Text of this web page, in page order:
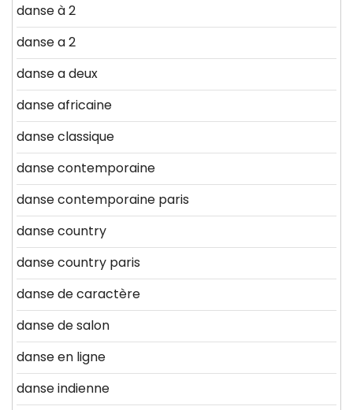
danse à 2
danse a 2
danse a deux
danse africaine
danse classique
danse contemporaine
danse contemporaine paris
danse country
danse country paris
danse de caractère
danse de salon
danse en ligne
danse indienne